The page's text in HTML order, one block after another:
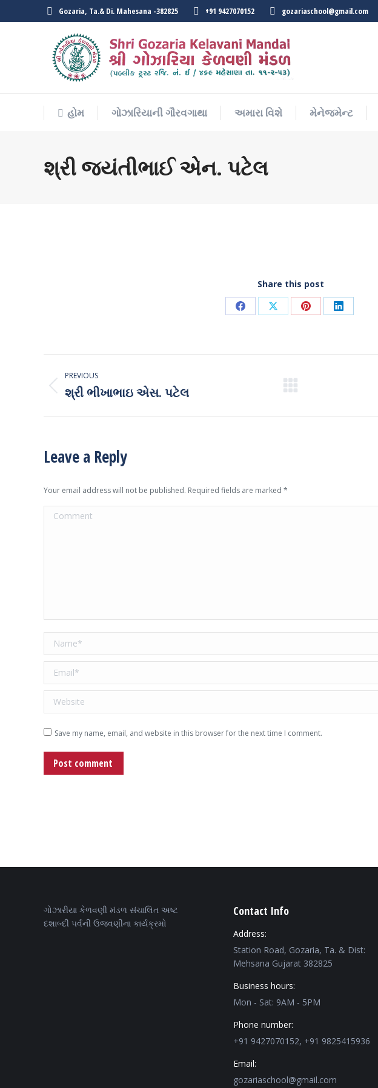
Gozaria, Ta.& Di. Mahesana -382825 +91 9427070152 gozariaschool@gmail.com
હોમ ગોઝારિયાની ગૌરવગાથા અમારા વિશે મેનેજમેન્ટ
શ્રી જયંતીભાઈ એન. પટેલ
Share this post
Share
Facebook
Share
X
Share
Pinterest
Share
LinkedIn
Post
navigation
PREVIOUS
Previous
શ્રી ભીખાભાઇ એસ. પટેલ
Leave a Reply
Your email address will not be published. Required fields are marked *
Comment
Name *
Email *
Website
Save my name, email, and website in this browser for the next time I comment.
Post comment
ગોઝારીયા કેળવણી મંડળ સંચાલિત અષ્ટ
દશાબ્દી પર્વની ઉજવણીના કાર્યક્રમો
Contact Info
Address:
Station Road, Gozaria, Ta. & Dist:
Mehsana Gujarat 382825
Business hours:
Mon - Sat: 9AM - 5PM
Phone number:
+91 9427070152, +91 9825415936
Email:
gozariaschool@gmail.com
હોમ ગોઝારિયાની ગૌરવગાથા અમારા વિશે મેનેજમેન્ટ